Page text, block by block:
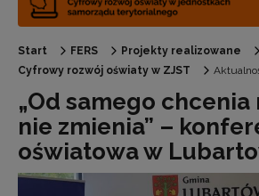
Start FERS
Projekty realizowane
Cyfrowy rozwój oświaty w ZJST
„Od samego chcenia
nie zmienia” –
oświatowa w